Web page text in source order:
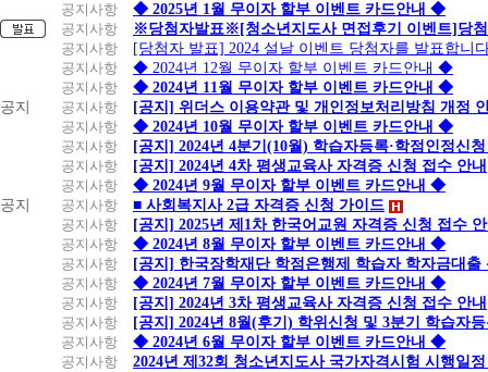
공지사항
◆ 2025년 1월 무이자 할부 이벤트 카드안내 ◆
공지사항
※당첨자발표※[청소년지도사 면접후기 이벤트]당
공지사항
[당첨자 발표] 2024 설날 이벤트 당첨자를 발표합니
공지사항
◆ 2024년 12월 무이자 할부 이벤트 카드안내 ◆
공지사항
◆ 2024년 11월 무이자 할부 이벤트 카드안내 ◆
공지
공지사항
[공지] 위더스 이용약관 및 개인정보처리방침 개정
공지사항
◆ 2024년 10월 무이자 할부 이벤트 카드안내 ◆
공지사항
[공지] 2024년 4분기(10월) 학습자등록·학점인정신
공지사항
[공지] 2024년 4차 평생교육사 자격증 신청 접수 안내
공지사항
◆ 2024년 9월 무이자 할부 이벤트 카드안내 ◆
공지
공지사항
■ 사회복지사 2급 자격증 신청 가이드
공지사항
[공지] 2025년 제1차 한국어교원 자격증 신청 접수
공지사항
◆ 2024년 8월 무이자 할부 이벤트 카드안내 ◆
공지사항
[공지] 한국장학재단 학점은행제 학습자 학자금대출
공지사항
◆ 2024년 7월 무이자 할부 이벤트 카드안내 ◆
공지사항
[공지] 2024년 3차 평생교육사 자격증 신청 접수 안내
공지사항
[공지] 2024년 8월(후기) 학위신청 및 3분기 학습자
공지사항
◆ 2024년 6월 무이자 할부 이벤트 카드안내 ◆
공지사항
2024년 제32회 청소년지도사 국가자격시험 시행일